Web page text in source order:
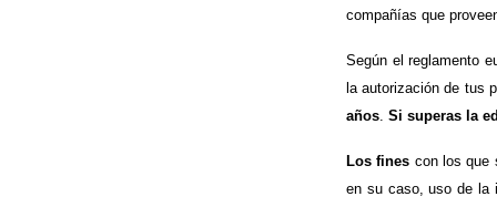
compañías que
Según el reglamento
la autorización de tus
años Si superas la
Los fines con los que
en su caso, uso de la